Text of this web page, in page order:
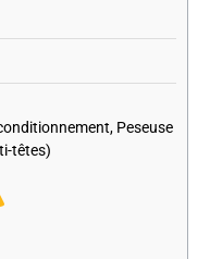
, Peseuse
têtes)